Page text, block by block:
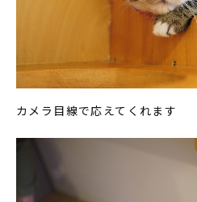
カメラ目線で応えてくれます